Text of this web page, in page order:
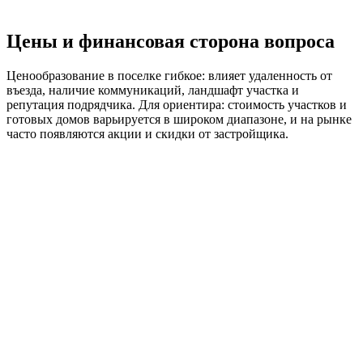
Цены и финансовая сторона вопроса
Ценообразование в поселке гибкое: влияет удаленность от
въезда, наличие коммуникаций, ландшафт участка и
репутация подрядчика. Для ориентира: стоимость участков и
готовых домов варьируется в широком диапазоне, и на рынке
часто появляются акции и скидки от застройщика.